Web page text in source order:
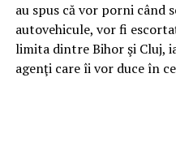
au spus că vor porni când
autovehicule, vor fi
limita dintre Bihor şi Cluj,
agenţi care îi vor duce în